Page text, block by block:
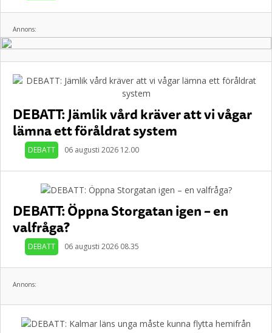
Annons:
DEBATT: Jämlik vård kräver att vi vågar
lämna ett föråldrat system
DEBATT 06 augusti 2026 12.00
DEBATT: Öppna Storgatan igen – en
valfråga?
DEBATT 06 augusti 2026 08.35
Annons: